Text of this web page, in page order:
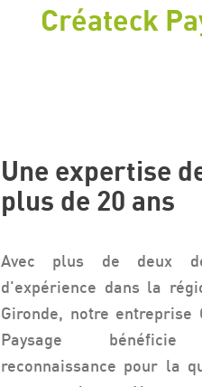
Créateck
Une expertise
plus de 20 ans
Avec plus de deux
d'expérience dans la
Gironde, notre entreprise
Paysage
reconnaissance pour la